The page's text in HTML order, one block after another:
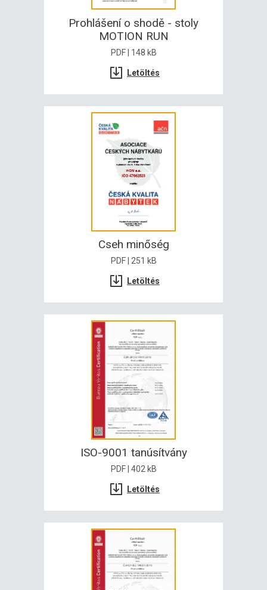
Prohlášení o shodě - stoly
MOTION RUN
PDF | 148 kB
Letöltés
Cseh minőség
PDF | 251 kB
Letöltés
ISO-9001 tanúsítvány
PDF | 402 kB
Letöltés